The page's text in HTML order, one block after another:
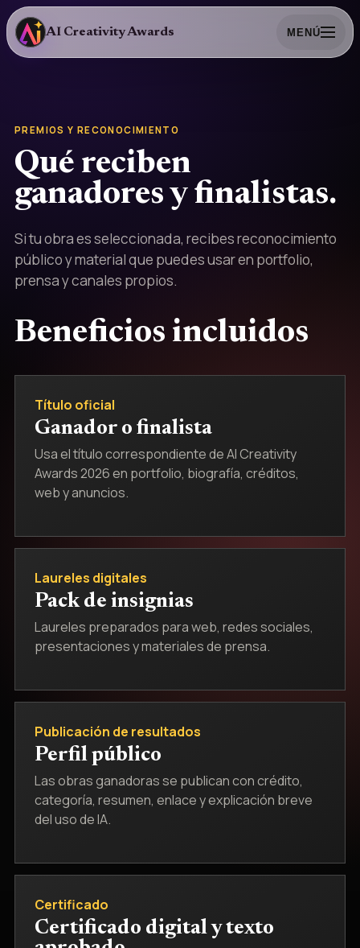
AI Creativity Awards MENÚ
PREMIOS Y RECONOCIMIENTO
Qué reciben
ganadores y finalistas.
Si tu obra es seleccionada, recibes reconocimiento
público y material que puedes usar en portfolio,
prensa y canales propios.
Beneficios incluidos
Título oficial
Ganador o finalista
Usa el título correspondiente de AI Creativity
Awards 2026 en portfolio, biografía, créditos,
web y anuncios.
Laureles digitales
Pack de insignias
Laureles preparados para web, redes sociales,
presentaciones y materiales de prensa.
Publicación de resultados
Perfil público
Las obras ganadoras se publican con crédito,
categoría, resumen, enlace y explicación breve
del uso de IA.
Certificado
Certificado digital y texto